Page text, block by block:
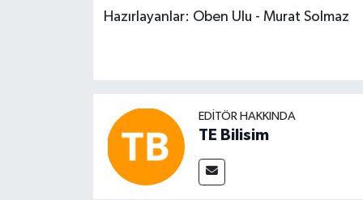
Hazırlayanlar: Oben Ulu - Murat Solmaz
EDITÖR HAKKINDA
TE Bilisim